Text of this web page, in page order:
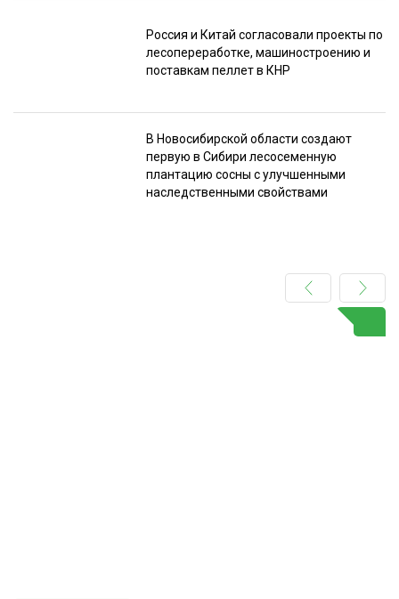
Россия и Китай согласовали проекты по
лесопереработке, машиностроению и
поставкам пеллет в КНР
В Новосибирской области создают
первую в Сибири лесосеменную
плантацию сосны с улучшенными
наследственными свойствами